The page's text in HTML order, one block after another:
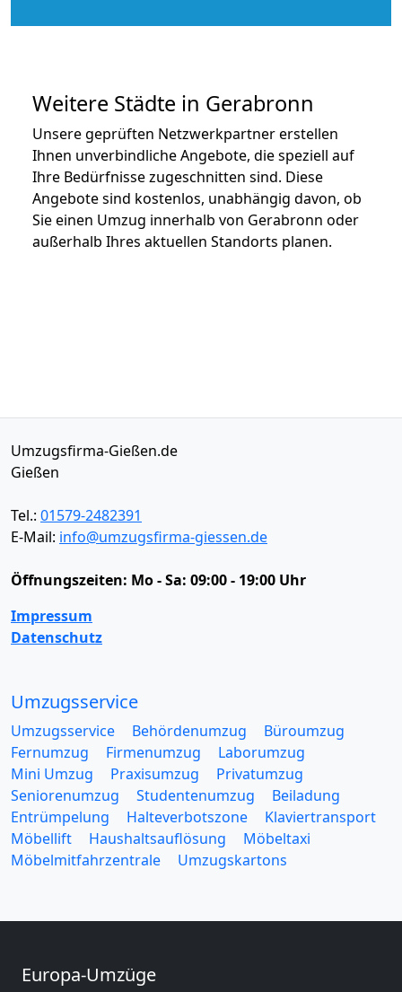
Weitere Städte in Gerabronn
Unsere geprüften Netzwerkpartner erstellen
Ihnen unverbindliche Angebote, die speziell auf
Ihre Bedürfnisse zugeschnitten sind. Diese
Angebote sind kostenlos, unabhängig davon, ob
Sie einen Umzug innerhalb von Gerabronn oder
außerhalb Ihres aktuellen Standorts planen.
Umzugsfirma-Gießen.de
Gießen
Tel.: 01579-2482391
E-Mail: info@umzugsfirma-giessen.de
Öffnungszeiten: Mo - Sa: 09:00 - 19:00 Uhr
Impressum
Datenschutz
Umzugsservice
Umzugsservice Behördenumzug
Büroumzug
Fernumzug
Firmenumzug
Laborumzug
Mini Umzug
Praxisumzug
Privatumzug
Seniorenumzug
Studentenumzug
Beiladung
Entrümpelung
Halteverbotszone
Klaviertransport
Möbellift
Haushaltsauflösung
Möbeltaxi
Möbelmitfahrzentrale
Umzugskartons
Europa-Umzüge